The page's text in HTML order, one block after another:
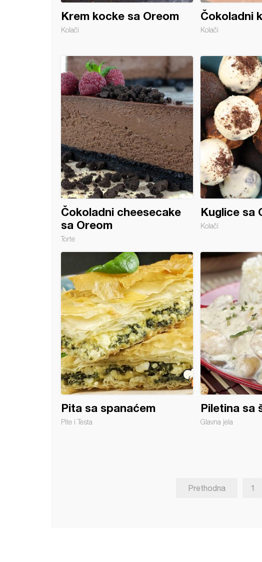
Krem kocke sa Oreom
Kolači
Čokoladni
Kolači
Čokoladni cheesecake
sa Oreom
Torte
Kuglice sa
Kolači
sa tikvicama i slaninom
Pita sa spanaćem
Pite i Testa
Piletina sa
Glavna jela
kolač bez pečenja
Prethodna 1